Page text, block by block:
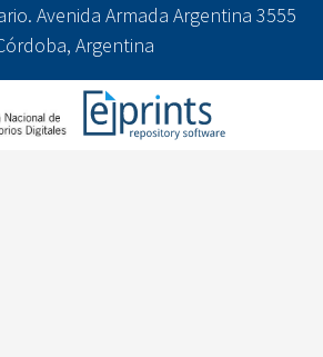
Avenida Armada Argentina 3555
Argentina